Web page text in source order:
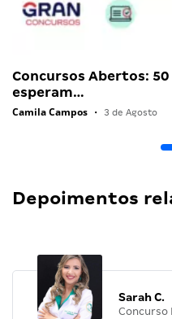
Concursos Abertos:
esperam…
Camila Campos • 3 de Agosto
Depoimentos
Sarah C.
Concurso